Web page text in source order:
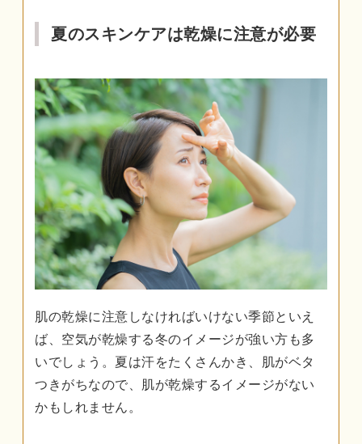
夏のスキンケアは乾燥に注意が必要
肌の乾燥に注意しなければいけない季節といえ
ば、空気が乾燥する冬のイメージが強い方も多
いでしょう。夏は汗をたくさんかき、肌がベタ
つきがちなので、肌が乾燥するイメージがない
かもしれません。